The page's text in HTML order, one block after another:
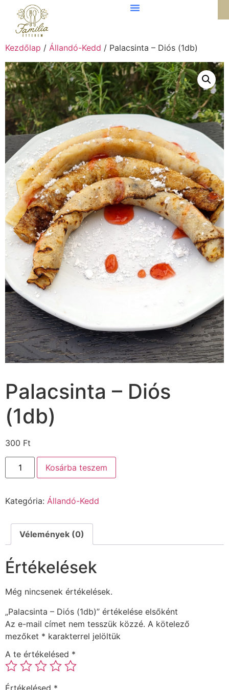
Kezdőlap / Állandó-Kedd / Palacsinta – Diós (1db)
Palacsinta – Diós
(1db)
300 Ft
Kosárba teszem
Kategória: Állandó-Kedd
Vélemények (0)
Értékelések
Még nincsenek értékelések.
„Palacsinta – Diós (1db)” értékelése elsőként
Az e-mail címet nem tesszük közzé. A kötelező
mezőket * karakterrel jelöltük
A te értékelésed *